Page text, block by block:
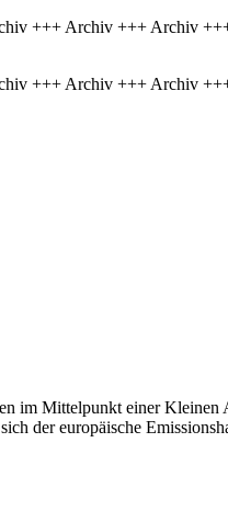
+++ Archiv +++ Archiv
+++ Archiv +++ Archiv
im Mittelpunkt einer Kleinen
der europäische